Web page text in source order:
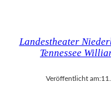
Landestheater
Tennessee
Veröffentlicht am: